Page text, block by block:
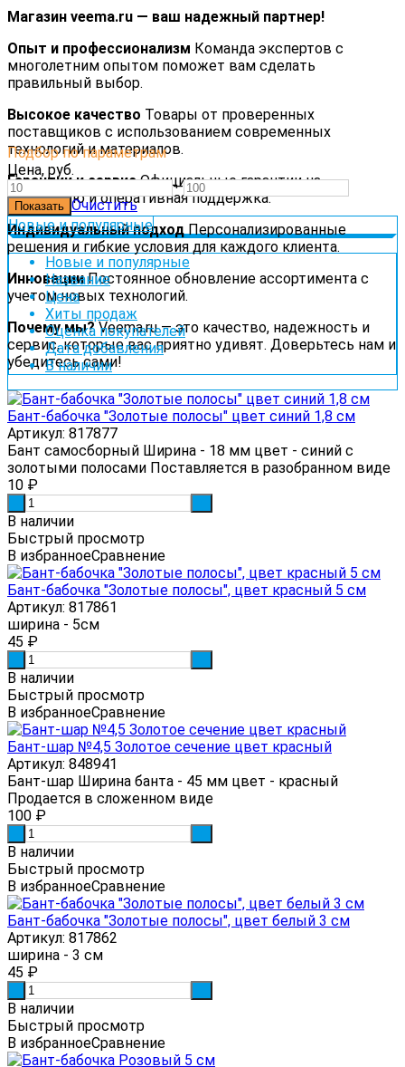
Магазин veema.ru — ваш надежный партнер!
Опыт и профессионализм Команда экспертов с
многолетним опытом поможет вам сделать
правильный выбор.
Высокое качество Товары от проверенных
поставщиков с использованием современных
технологий и материалов.
Гарантии и сервисОфициальные гарантии на
продукцию и оперативная поддержка.
Индивидуальный подходПерсонализированные
решения и гибкие условия для каждого клиента.
ИнновацииПостоянное обновление ассортимента с
учетом новых технологий.
Почему мы?Veema.ru — это качество, надежность и
сервис, которые вас приятно удивят. Доверьтесь нам и
убедитесь сами!
Подбор по параметрам
Цена, руб.
—
Очистить
Новые и популярные
Новые и популярные
Название
Цена
Хиты продаж
Оценка покупателей
Дата добавления
В наличии
Бант-бабочка "Золотые полосы" цвет синий 1,8 см
Артикул: 817877
Бант самосборный Ширина - 18 мм цвет - синий с
золотыми полосами Поставляется в разобранном виде
10 ₽
В наличии
Быстрый просмотр
В избранноеСравнение
Бант-бабочка "Золотые полосы", цвет красный 5 см
Артикул: 817861
ширина - 5см
45 ₽
В наличии
Быстрый просмотр
В избранноеСравнение
Бант-шар №4,5 Золотое сечение цвет красный
Артикул: 848941
Бант-шар Ширина банта - 45 мм цвет - красный
Продается в сложенном виде
100 ₽
В наличии
Быстрый просмотр
В избранноеСравнение
Бант-бабочка "Золотые полосы", цвет белый 3 см
Артикул: 817862
ширина - 3 см
45 ₽
В наличии
Быстрый просмотр
В избранноеСравнение